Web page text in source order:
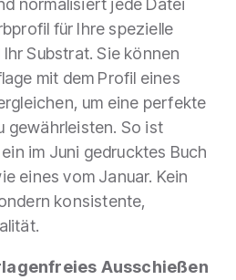
normalisiert jede Datei
für Ihre spezielle
Substrat. Sie können
mit dem Profil eines
um eine perfekte
gewährleisten. So ist
im Juni gedrucktes Buch
eines vom Januar. Kein
konsistente,
Ausschießen